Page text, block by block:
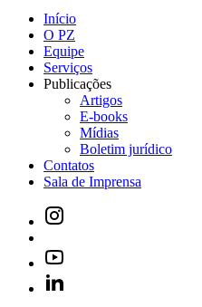
Início
O PZ
Equipe
Serviços
Publicações
Artigos
E-books
Mídias
Boletim jurídico
Contatos
Sala de Imprensa